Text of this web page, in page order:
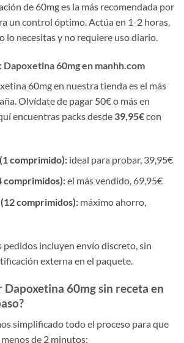
de 60mg es la más recomendada por
un control óptimo. Actúa en 1-2 horas,
lo necesitas y no requiere uso diario.
60mg en manhh.com
60mg en nuestra tienda es el más
Olvídate de pagar 50€ o más en
encuentras packs desde 39,95€con
comprimido):ideal para probar, 39,95€
comprimidos):el más vendido, 69,95€
comprimidos):máximo ahorro,
pedidos incluyen envío discreto, sin
externa en el paquete.
Dapoxetina 60mg sin receta en
simplificado todo el proceso para que
de 2 minutos: